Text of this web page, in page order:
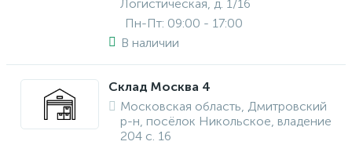
Логистическая, д. 1/16
Пн-Пт: 09:00 - 17:00
В наличии
Склад Москва 4
Московская область, Дмитровский
р-н, посёлок Никольское, владение
204 с. 16